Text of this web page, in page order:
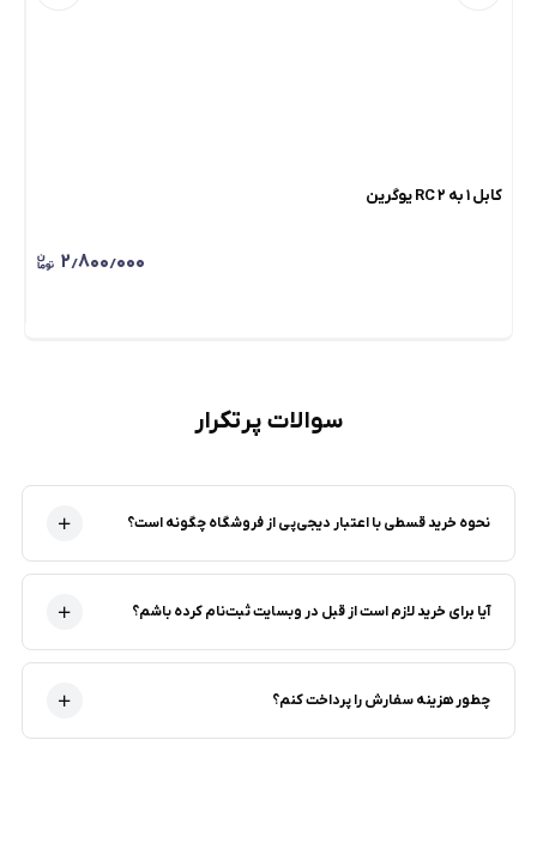
کابل ۱ به ۲ RC یوگرین
۲٫۸۰۰٫۰۰۰
سوالات پرتکرار
نحوه خرید قسطی با اعتبار دیجی‌پی از فروشگاه‌ چگونه است؟
آیا برای خرید لازم است از قبل در وبسایت ثبت‌نام کرده باشم؟
چطور هزینه سفارش را پرداخت کنم؟